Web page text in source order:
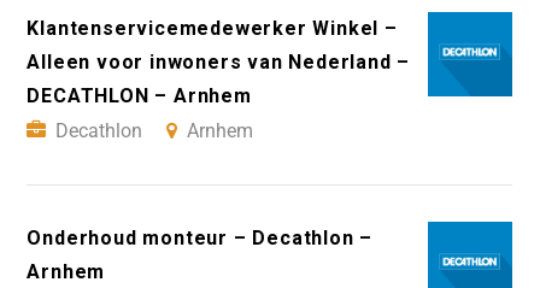
Klantenservicemedewerker Winkel –
Alleen voor inwoners van Nederland –
DECATHLON – Arnhem
Decathlon
Arnhem
Onderhoud monteur – Decathlon –
Arnhem